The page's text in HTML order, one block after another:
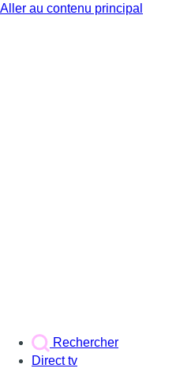
Aller au contenu principal
Rechercher
Direct tv